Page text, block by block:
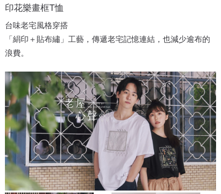
印花樂畫框T恤
台味老宅風格穿搭
「絹印＋貼布繡」工藝，傳遞老宅記憶連結，也減少逾布的
浪費。